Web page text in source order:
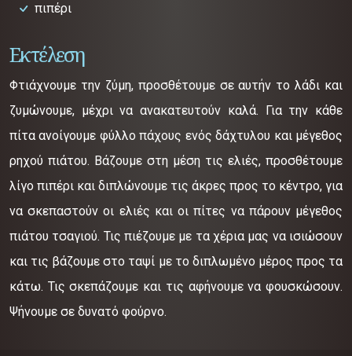
πιπέρι
Εκτέλεση
Φτιάχνουμε την ζύμη, προσθέτουμε σε αυτήν το λάδι και
ζυμώνουμε, μέχρι να ανακατευτούν καλά. Για την κάθε
πίτα ανοίγουμε φύλλο πάχους ενός δάχτυλου και μέγεθος
ρηχού πιάτου. Βάζουμε στη μέση τις ελιές, προσθέτουμε
λίγο πιπέρι και διπλώνουμε τις άκρες προς το κέντρο, για
να σκεπαστούν οι ελιές και οι πίτες να πάρουν μέγεθος
πιάτου τσαγιού. Τις πιέζουμε με τα χέρια μας να ισιώσουν
και τις βάζουμε στο ταψί με το διπλωμένο μέρος προς τα
κάτω. Τις σκεπάζουμε και τις αφήνουμε να φουσκώσουν.
Ψήνουμε σε δυνατό φούρνο.